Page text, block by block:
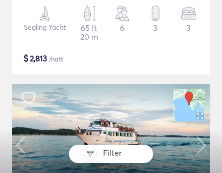
Filter
Segling Yacht
65 ft
20 m
6 3 3
$2,813 /natt